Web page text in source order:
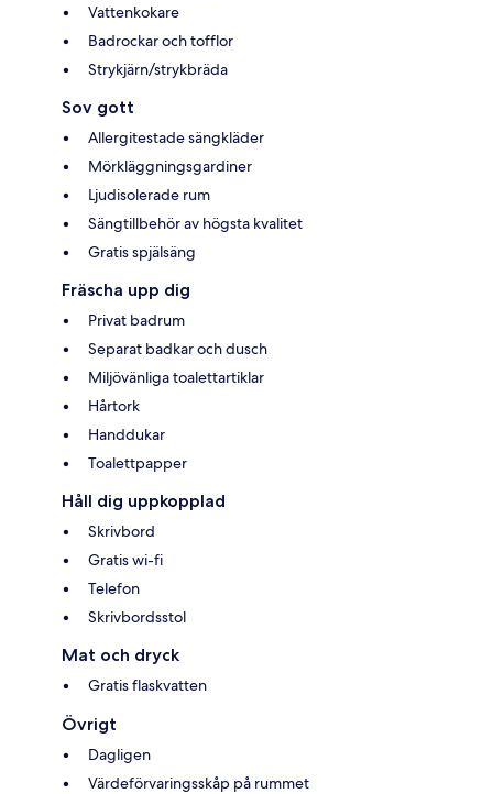
Vattenkokare
Badrockar och tofflor
Strykjärn/strykbräda
Sov gott
Allergitestade sängkläder
Mörkläggningsgardiner
Ljudisolerade rum
Sängtillbehör av högsta kvalitet
Gratis spjälsäng
Fräscha upp dig
Privat badrum
Separat badkar och dusch
Miljövänliga toalettartiklar
Hårtork
Handdukar
Toalettpapper
Håll dig uppkopplad
Skrivbord
Gratis wi-fi
Telefon
Skrivbordsstol
Mat och dryck
Gratis flaskvatten
Övrigt
Dagligen
Värdeförvaringsskåp på rummet